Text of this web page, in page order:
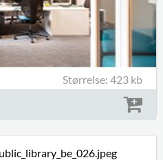
Størrelse: 423 kb